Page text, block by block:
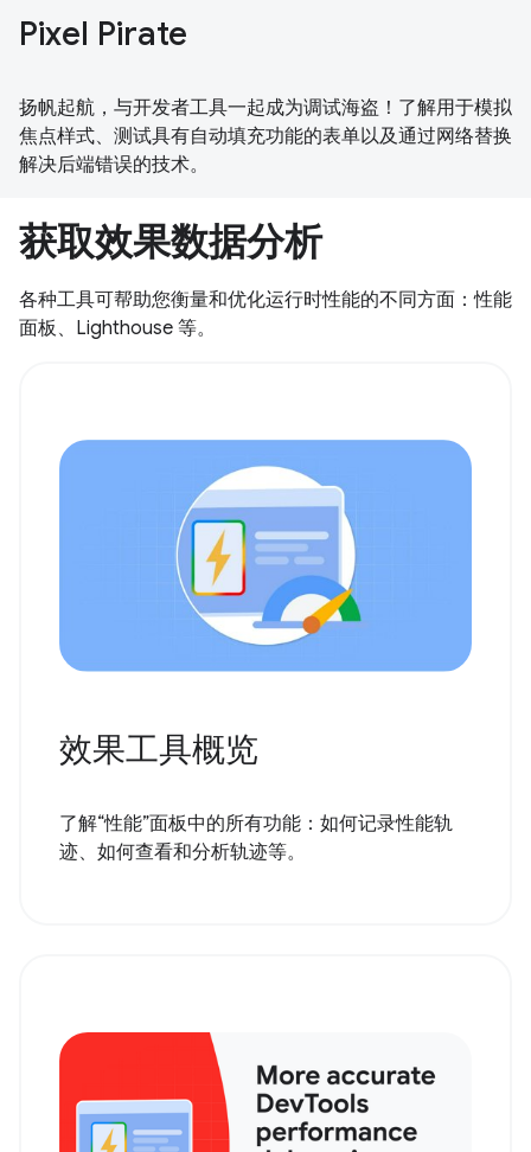
Pixel Pirate
扬帆起航，与开发者工具一起成为调试海盗！了解用于模拟
焦点样式、测试具有自动填充功能的表单以及通过网络替换
解决后端错误的技术。
获取效果数据分析
各种工具可帮助您衡量和优化运行时性能的不同方面：性能
面板、Lighthouse 等。
效果工具概览
了解“性能”面板中的所有功能：如何记录性能轨
迹、如何查看和分析轨迹等。